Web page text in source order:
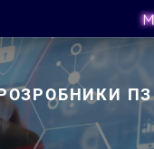
ПЗ